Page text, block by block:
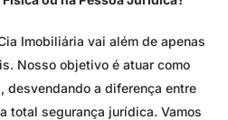
Imobiliária vai além de apenas
Nosso objetivo é atuar como
desvendando a diferença entre
total segurança jurídica. Vamos